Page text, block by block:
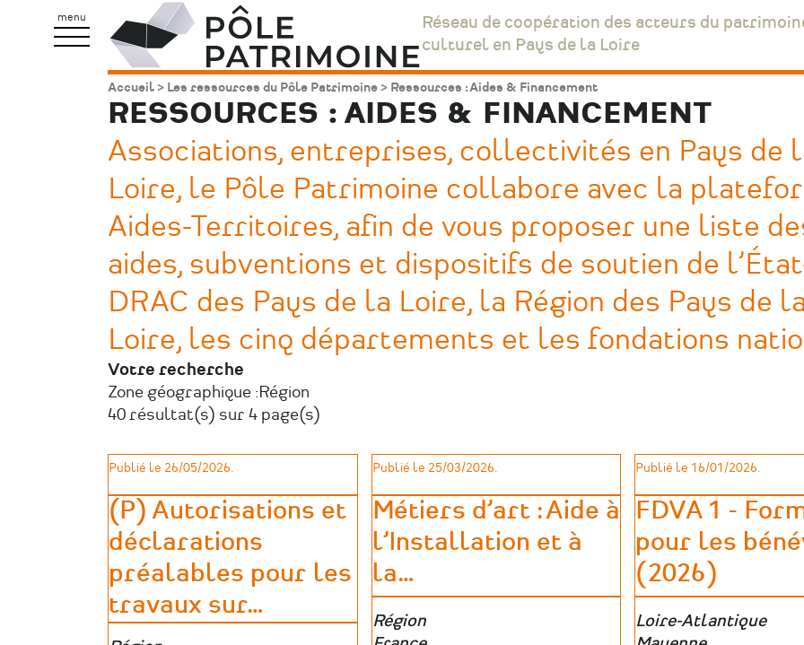
menu
Pôle
Patrimoine
Réseau de coopération des acteurs du
culturel en Pays de la Loire
Fil
d'Ariane
Accueil Les ressources du Pôle Patrimoine Ressources : Aides & Financement
RESSOURCES : AIDES & FINANCEMENT
Associations, entreprises, collectivités en Pays de
Loire, le Pôle Patrimoine collabore avec la
Aides-Territoires, afin de vous proposer une liste
aides, subventions et dispositifs de soutien de
DRAC des Pays de la Loire, la Région des Pays de la
Loire, les cinq départements et les fondations
Votre recherche
Zone géographique :Région
40 résultat(s) sur 4 page(s)
Publié le 26/05/2026.
(P) Autorisations et
déclarations
préalables pour les
travaux sur…
Publié le 25/03/2026.
Métiers d’art : Aide à
l’Installation et à
la…
Zone
Région
Publié le 16/01/2026.
FDVA 1 -
pour les
(2026)
Zone
Loire-Atlantique